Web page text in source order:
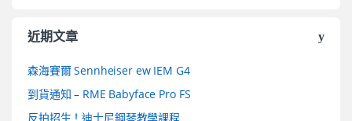
近期文章
森海賽爾 Sennheiser ew IEM G4
到貨通知 – RME Babyface Pro FS
反拍招生！迪士尼鋼琴教學課程